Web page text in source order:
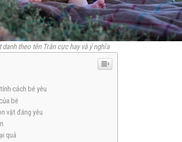
danh theo tên Trân cực hay và ý nghĩa
cách bé yêu
bé
vật đáng yêu
quả